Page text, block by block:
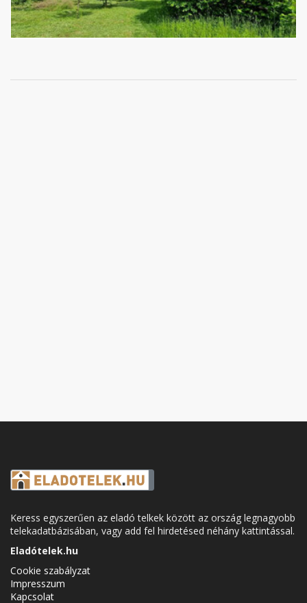
Keress egyszerűen az eladó telkek között az ország legnagyobb
telekadatbázisában, vagy add fel hirdetésed néhány kattintással.
Eladótelek.hu
Cookie szabályzat
Impresszum
Kapcsolat